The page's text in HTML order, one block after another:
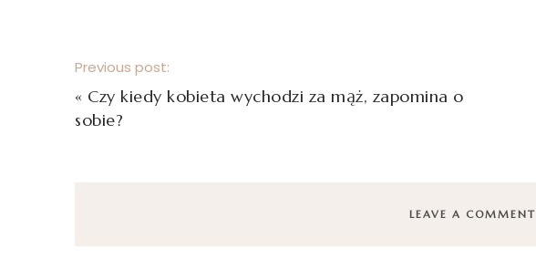
Previous post:
« Czy kiedy kobieta wychodzi za mąż, zapomina o
sobie?
LEAVE A COMMENT